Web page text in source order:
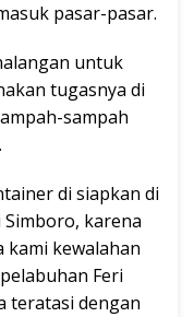
pasar-pasar.
untuk
tugasnya di
sampah
di siapkan di
karena
kewalahan
Feri
teratasi dengan